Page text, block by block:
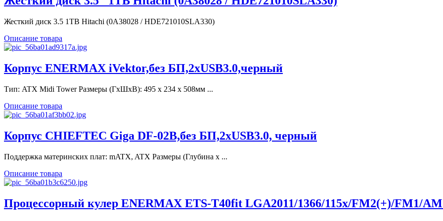
Жесткий диск 3.5 1TB Hitachi (0A38028 / HDE721010SLA330)
Описание товара
Корпус ENERMAX iVektor,без БП,2xUSB3.0,черный
Тип: ATX Midi Tower Размеры (ГхШхВ): 495 x 234 x 508мм ...
Описание товара
Корпус CHIEFTEC Giga DF-02B,без БП,2xUSB3.0, черный
Поддержка материнских плат: mATX, ATX Размеры (Глубина x ...
Описание товара
Процессорный кулер ENERMAX ETS-T40fit LGA2011/1366/115x/FM2(+)/FM1/